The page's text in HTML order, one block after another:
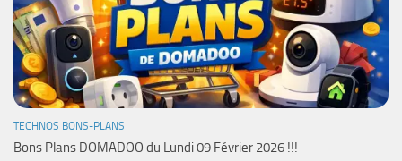
TECHNOS BONS-PLANS
Bons Plans DOMADOO du Lundi 09 Février 2026 !!!